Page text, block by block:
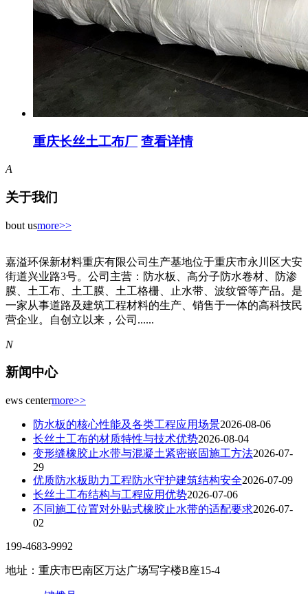
重庆长丝土工布厂 查看详情
A
关于我们
bout usmore>>
嘉溢环保新材料重庆有限公司生产基地位于重庆市永川区大安
街道兴业路3号。公司主营：防水板、高分子防水卷材、防渗
膜、土工布、土工膜、土工格栅、止水带、波纹管等产品。是
一家从事道路及建筑工程材料的生产、销售于一体的高科技民
营企业。自创立以来，公司......
N
新闻中心
ews centermore>>
防水板的核心性能及各类工程应用场景2026-08-06
长丝土工布的材质特性与技术优势2026-08-04
变形缝橡胶止水带与混凝土紧密嵌固施工方法2026-07-
29
优质防水板助力工程防水守护建筑结构安全2026-07-09
长丝土工布结构与工程应用优势2026-07-06
不同施工位置对外贴式橡胶止水带的适配要求2026-07-
02
199-4683-9992
地址：重庆市巴南区万达广场写字楼B座15-4